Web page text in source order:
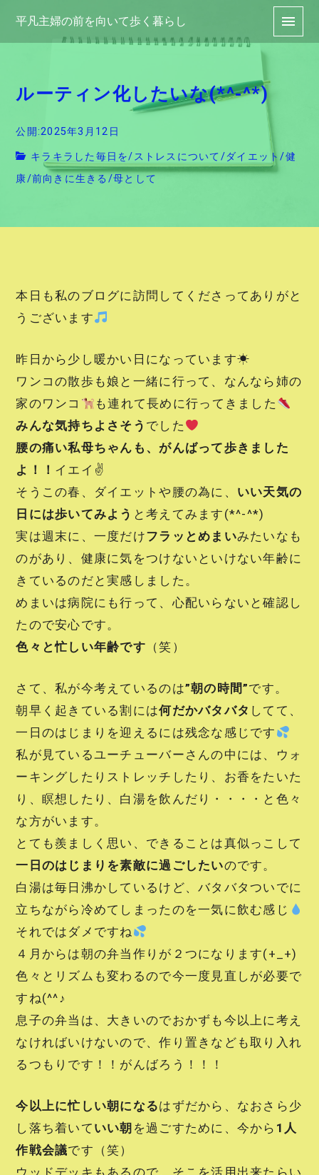
平凡主婦の前を向いて歩く暮らし
ルーティン化したいな(*^-^*)
公開:2025年3月12日
キラキラした毎日を/ストレスについて/ダイエット/健
康/前向きに生きる /母として
本日も私のブログに訪問してくださってありがと
うございます
昨日から少し暖かい日になっています☀
ワンコの散歩も娘と一緒に行って、なんなら姉の
家のワンコ
も連れて長めに行ってきました
みんな気持ちよさそう でした
腰の痛い私母ちゃんも、がんばって歩きました
よ！！ イエイ✌
そうこの春、ダイエットや腰の為に、 いい天気の
日には歩いてみよう と考えてみます(*^-^*)
実は週末に、一度だけフラッとめまいみたいなも
のがあり、健康に気をつけないといけない年齢に
きているのだと実感しました。
めまいは病院にも行って、心配いらないと確認し
たので安心です。
色々と忙しい年齢です （笑）
さて、私が今考えているのは”朝の時間”です。
朝早く起きている割には何だかバタバタ してて、
一日のはじまりを迎えるには残念な感じです
私が見ているユーチューバーさんの中には、ウォ
ーキングしたりストレッチしたり、お香をたいた
り、瞑想したり、白湯を飲んだり・・・・と色々
な方がいます。
とても羨ましく思い、できることは真似っこして
一日のはじまりを素敵に過ごしたいのです。
白湯は毎日沸かしているけど、バタバタついでに
立ちながら冷めてしまったのを一気に飲む感じ
それではダメですね
４月からは朝の弁当作りが２つになります(+_+)
色々とリズムも変わるので今一度見直しが必要で
すね(^^♪
息子の弁当は、大きいのでおかずも今以上に考え
なければいけないので、作り置きなども取り入れ
るつもりです！！がんばろう！！！
今以上に忙しい朝になるはずだから、なおさら少
し落ち着いて いい朝 を過ごすために、今から 1人
作戦会議です（笑）